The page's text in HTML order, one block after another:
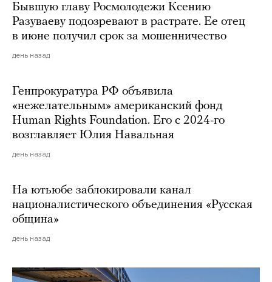
Бывшую главу Росмолодежи Ксению
Разуваеву подозревают в растрате. Ее отец
в июне получил срок за мошенничество
день назад
Генпрокуратура РФ объявила
«нежелательным» американский фонд
Human Rights Foundation. Его с 2024-го
возглавляет Юлия Навальная
день назад
На ютьюбе заблокировали канал
националистического объединения «Русская
община»
день назад